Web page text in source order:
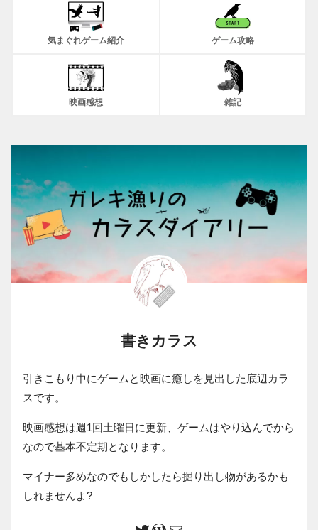
気まぐれゲーム紹介 ゲーム攻略
映画感想 雑記
書きカラス
引きこもり中にゲームと映画に癒しを見出した底辺カラ
スです。
映画感想は週1回土曜日に更新、ゲームはやり込んでから
なので基本不定期となります。
マイナー多めなのでもしかしたら掘り出し物があるかも
しれませんよ?